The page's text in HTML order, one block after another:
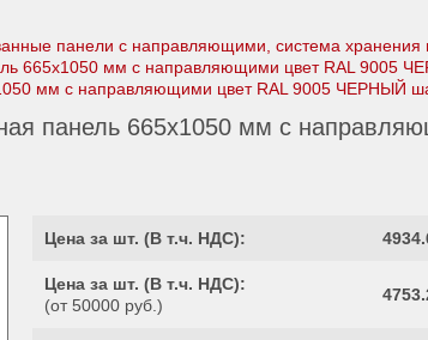
панели с направляющими, система хранения
665х1050 мм с направляющими цвет RAL 9005
мм с направляющими цвет RAL 9005 ЧЕРНЫЙ
панель 665х1050 мм с
Цена за шт. (В т.ч. НДС):
Цена за шт. (В т.ч. НДС):
(от 50000 руб.)